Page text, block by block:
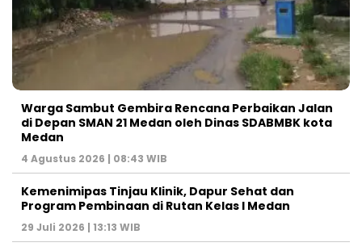
Warga Sambut Gembira Rencana Perbaikan Jalan
di Depan SMAN 21 Medan oleh Dinas SDABMBK kota
Medan
4 Agustus 2026 | 08:43 WIB
Kemenimipas Tinjau Klinik, Dapur Sehat dan
Program Pembinaan di Rutan Kelas I Medan
29 Juli 2026 | 13:13 WIB